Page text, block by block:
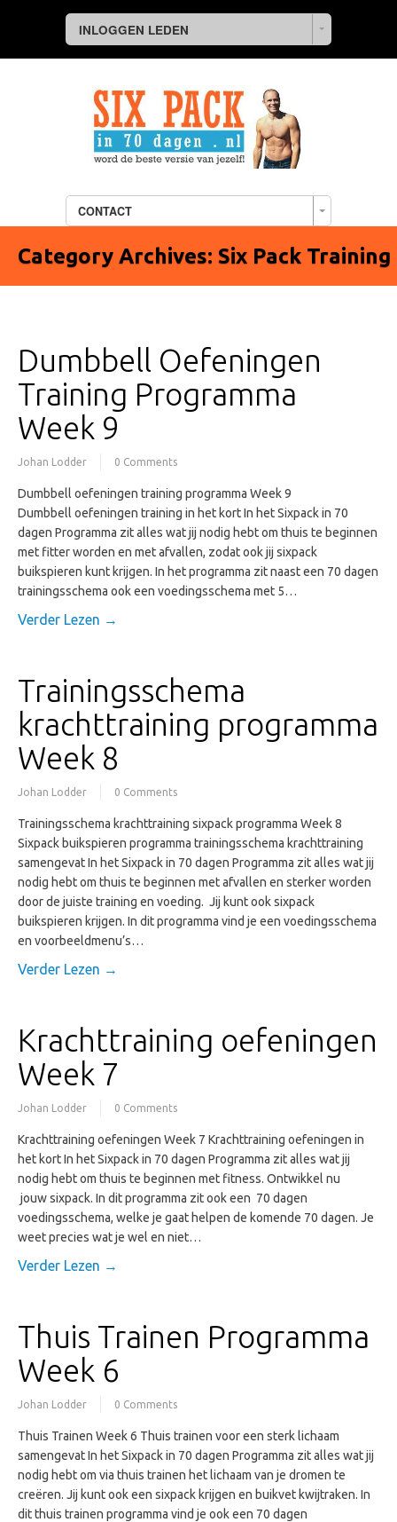
INLOGGEN LEDEN
CONTACT
Category Archives: Six Pack Training
Dumbbell Oefeningen
Training Programma
Week 9
Johan Lodder 0 Comments
Dumbbell oefeningen training programma Week 9
Dumbbell oefeningen training in het kort In het Sixpack in 70
dagen Programma zit alles wat jij nodig hebt om thuis te beginnen
met fitter worden en met afvallen, zodat ook jij sixpack
buikspieren kunt krijgen. In het programma zit naast een 70 dagen
trainingsschema ook een voedingsschema met 5…
Verder Lezen →
Trainingsschema
krachttraining programma
Week 8
Johan Lodder 0 Comments
Trainingsschema krachttraining sixpack programma Week 8
Sixpack buikspieren programma trainingsschema krachttraining
samengevat In het Sixpack in 70 dagen Programma zit alles wat jij
nodig hebt om thuis te beginnen met afvallen en sterker worden
door de juiste training en voeding. Jij kunt ook sixpack
buikspieren krijgen. In dit programma vind je een voedingsschema
en voorbeeldmenu’s…
Verder Lezen →
Krachttraining oefeningen
Week 7
Johan Lodder 0 Comments
Krachttraining oefeningen Week 7 Krachttraining oefeningen in
het kort In het Sixpack in 70 dagen Programma zit alles wat jij
nodig hebt om thuis te beginnen met fitness. Ontwikkel nu
jouw sixpack. In dit programma zit ook een 70 dagen
voedingsschema, welke je gaat helpen de komende 70 dagen. Je
weet precies wat je wel en niet…
Verder Lezen →
Thuis Trainen Programma
Week 6
Johan Lodder 0 Comments
Thuis Trainen Week 6 Thuis trainen voor een sterk lichaam
samengevat In het Sixpack in 70 dagen Programma zit alles wat jij
nodig hebt om via thuis trainen het lichaam van je dromen te
creëren. Jij kunt ook een sixpack krijgen en buikvet kwijtraken. In
dit thuis trainen programma vind je ook een 70 dagen